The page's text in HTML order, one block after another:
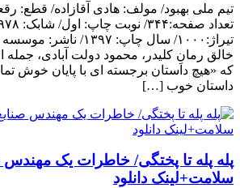
تیم ملی بهبود/ مولف: هادی آقازاده/ قطع:
تیراژ:۱۰۰۰/ سال چاپ:
خالق رمانِ کلیدر، محمود دولت آبادی، جمله
که «هیچ داستان برجسته ای با پایان خوش
داستان خوب […]
پله پله تا پختگی/ خاطرات یک
سلامت+لینک دانلود